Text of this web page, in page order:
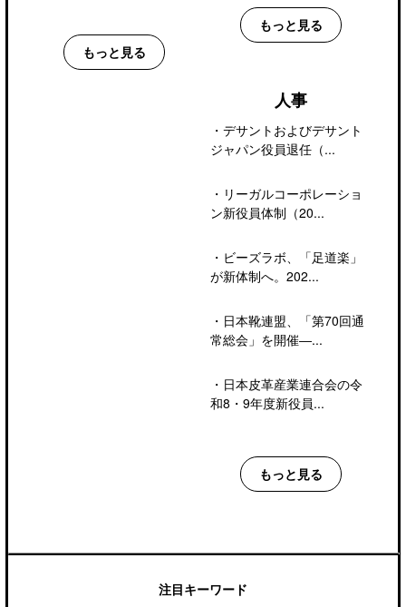
もっと見る
もっと見る
人事
・ デサントおよびデサント
ジャパン役員退任（...
・ リーガルコーポレーショ
ン新役員体制（20...
・ ビーズラボ、「足道楽」
が新体制へ。202...
・ 日本靴連盟、「第70回通
常総会」を開催―...
・ 日本皮革産業連合会の令
和8・9年度新役員...
もっと見る
注目キーワード